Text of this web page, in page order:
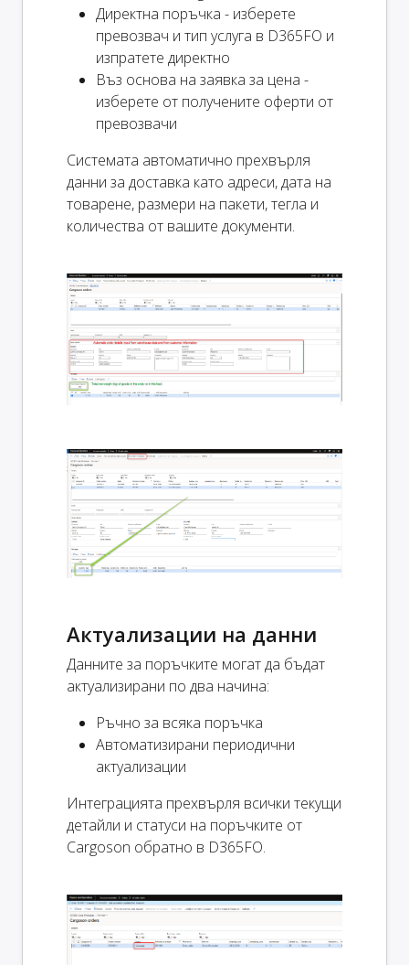
Директна поръчка - изберете
превозвач и тип услуга в D365FO и
изпратете директно
Въз основа на заявка за цена -
изберете от получените оферти от
превозвачи
Системата автоматично прехвърля
данни за доставка като адреси, дата на
товарене, размери на пакети, тегла и
количества от вашите документи.
Актуализации на данни
Данните за поръчките могат да бъдат
актуализирани по два начина:
Ръчно за всяка поръчка
Автоматизирани периодични
актуализации
Интеграцията прехвърля всички текущи
детайли и статуси на поръчките от
Cargoson обратно в D365FO.